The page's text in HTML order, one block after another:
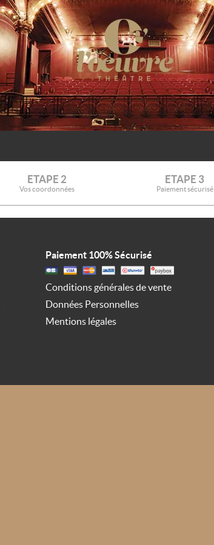
ETAPE 2
Vos coordonnées
ETAPE 3
Paiement sécurisé
Paiement 100% Sécurisé
Conditions générales de vente
Données Personnelles
Mentions légales